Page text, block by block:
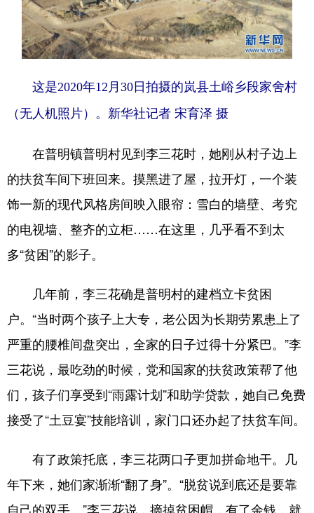
新疆 内蒙古 黑龙江
多语种频道
English Español Français
这是2020年12月30日拍摄的岚县土峪乡段家舍村
（无人机照片）。新华社记者 宋育泽 摄
在普明镇普明村见到李三花时，她刚从村子边上
的扶贫车间下班回来。摸黑进了屋，拉开灯，一个装
饰一新的现代风格房间映入眼帘：雪白的墙壁、考究
的电视墙、整齐的立柜……在这里，几乎看不到太
多“贫困”的影子。
几年前，李三花确是普明村的建档立卡贫困
户。“当时两个孩子上大专，老公因为长期劳累患上了
严重的腰椎间盘突出，全家的日子过得十分紧巴。”李
三花说，最吃劲的时候，党和国家的扶贫政策帮了他
们，孩子们享受到“雨露计划”和助学贷款，她自己免费
接受了“土豆宴”技能培训，家门口还办起了扶贫车间。
有了政策托底，李三花两口子更加拼命地干。几
年下来，她们家渐渐“翻了身”。“脱贫说到底还是要靠
自己的双手。”李三花说，摘掉贫困帽，有了余钱，就